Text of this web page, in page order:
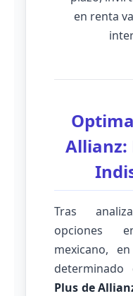
en renta
Allianz:
Tras
opciones
mexicano,
Plus de